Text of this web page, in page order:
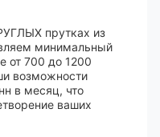
прутках из
минимальный
от 700 до 1200
возможности
в месяц, что
ваших